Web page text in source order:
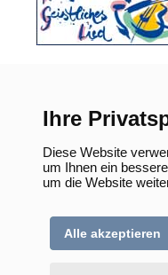
Ihre
Diese Website
um Ihnen ein
um die Website
Alle akzeptieren